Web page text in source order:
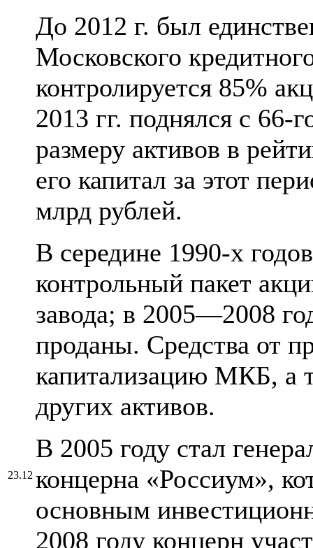
23.12
До 2012 г. был
Московского
контролируется 85%
2013 гг. поднялся с 66-
размеру активов в
его капитал за этот
млрд рублей.
В середине 1990-х
контрольный пакет
завода; в 2005—2008
проданы. Средства от
капитализацию МКБ, а
других активов.
В 2005 году стал
концерна «Россиум»,
основным
2008 году концерн